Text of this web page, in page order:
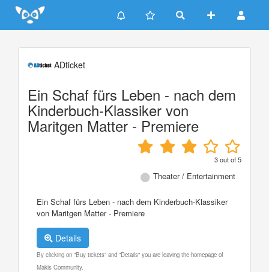
Update cookies preferences
ADticket
Ein Schaf fürs Leben - nach dem
Kinderbuch-Klassiker von
Maritgen Matter - Premiere
3out of5
Theater / Entertainment
Ein Schaf fürs Leben - nach dem Kinderbuch-Klassiker
von Maritgen Matter - Premiere
Details
By clicking on "Buy tickets" and "Details" you are leaving the homepage of
Makis Community.